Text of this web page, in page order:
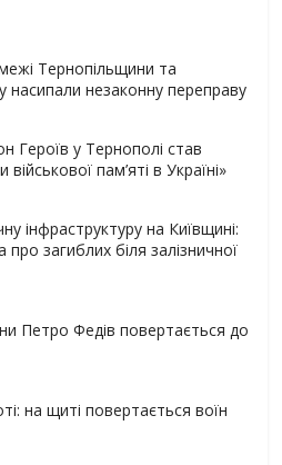
Тернопільщини та
насипали незаконну переправу
Героїв у Тернополі став
пам’яті в Україні»
інфраструктуру на Київщині:
про загиблих біля залізничної
Петро Федів повертається до
на щиті повертається воїн